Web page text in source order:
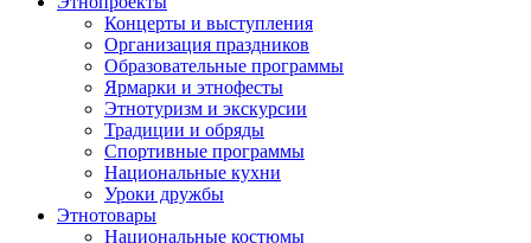
Концерты и выступления
Организация праздников
Образовательные программы
Ярмарки и этнофесты
Этнотуризм и экскурсии
Традиции и обряды
Спортивные программы
Национальные кухни
Уроки дружбы
Этнотовары
Национальные костюмы